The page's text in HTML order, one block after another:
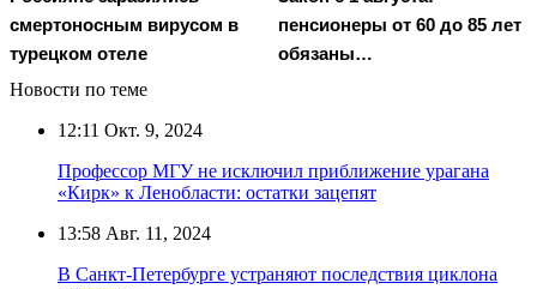
смертоносным вирусом в
турецком отеле
пенсионеры от 60 до 85 лет
обязаны…
Новости по теме
12:11 Окт. 9, 2024
Профессор МГУ не исключил приближение урагана
«Кирк» к Ленобласти: остатки зацепят
13:58 Авг. 11, 2024
В Санкт-Петербурге устраняют последствия циклона